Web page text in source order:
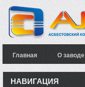
Главная О заводе
НАВИГАЦИЯ